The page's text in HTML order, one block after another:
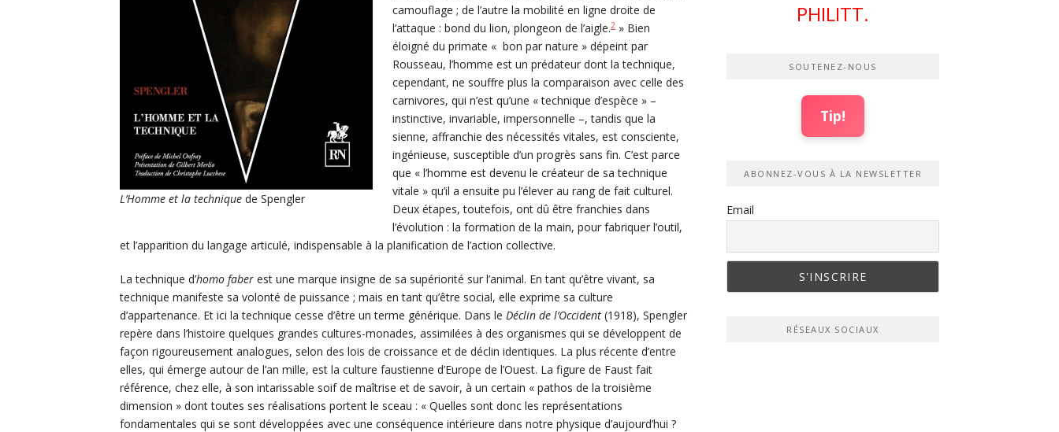
L’Homme et la technique de Spengler
camouflage ; de l’autre la mobilité en ligne droite de
l’attaque : bond du lion, plongeon de l’aigle.2 » Bien
éloigné du primate « bon par nature » dépeint par
Rousseau, l’homme est un prédateur dont la technique,
cependant, ne souffre plus la comparaison avec celle des
carnivores, qui n’est qu’une « technique d’espèce » –
instinctive, invariable, impersonnelle –, tandis que la
sienne, affranchie des nécessités vitales, est consciente,
ingénieuse, susceptible d’un progrès sans fin. C’est parce
que « l’homme est devenu le créateur de sa technique
vitale » qu’il a ensuite pu l’élever au rang de fait culturel.
Deux étapes, toutefois, ont dû être franchies dans
l’évolution : la formation de la main, pour fabriquer l’outil,
et l’apparition du langage articulé, indispensable à la planification de l’action collective.
La technique d’homo faber est une marque insigne de sa supériorité sur l’animal. En tant qu’être vivant, sa
technique manifeste sa volonté de puissance ; mais en tant qu’être social, elle exprime sa culture
d’appartenance. Et ici la technique cesse d’être un terme générique. Dans le Déclin de l’Occident (1918), Spengler
repère dans l’histoire quelques grandes cultures-monades, assimilées à des organismes qui se développent de
façon rigoureusement analogues, selon des lois de croissance et de déclin identiques. La plus récente d’entre
elles, qui émerge autour de l’an mille, est la culture faustienne d’Europe de l’Ouest. La figure de Faust fait
référence, chez elle, à son intarissable soif de maîtrise et de savoir, à un certain « pathos de la troisième
dimension » dont toutes ses réalisations portent le sceau : « Quelles sont donc les représentations
fondamentales qui se sont développées avec une conséquence intérieure dans notre physique d’aujourd’hui ?
PHILITT.
SOUTENEZ-NOUS
Tip!
ABONNEZ-VOUS À LA NEWSLETTER
Email
RÉSEAUX SOCIAUX